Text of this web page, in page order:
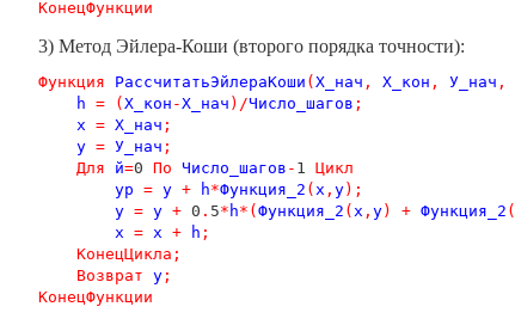
КонецФункции
3) Метод Эйлера-Коши (второго порядка точности):
Функция РассчитатьЭйлераКоши (Х_нач , Х_кон , У_нач ,
h = (Х_кон -Х_нач )/Число_шагов ;
x = Х_нач ;
y = У_нач ;
Для
й=0 По Число_шагов - 1 Цикл
yp = y + h*Функция_2 ( x , y);
y = y + 0 . 5* h*(Функция_2 ( x , y) + Функция_2 (
x = x + h ;
КонецЦикла ;
Возврат y ;
КонецФункции